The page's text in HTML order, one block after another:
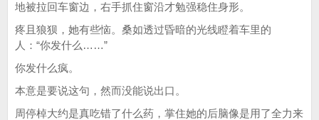
地被拉回车窗边，右手抓住窗沿才勉强稳住身形。
疼且狼狈，她有些恼。桑如透过昏暗的光线瞪着车里的
人：“你发什么……”
你发什么疯。
本意是要说这句，然而没能说出口。
周停棹大约是真吃错了什么药，掌住她的后脑像是用了全力来